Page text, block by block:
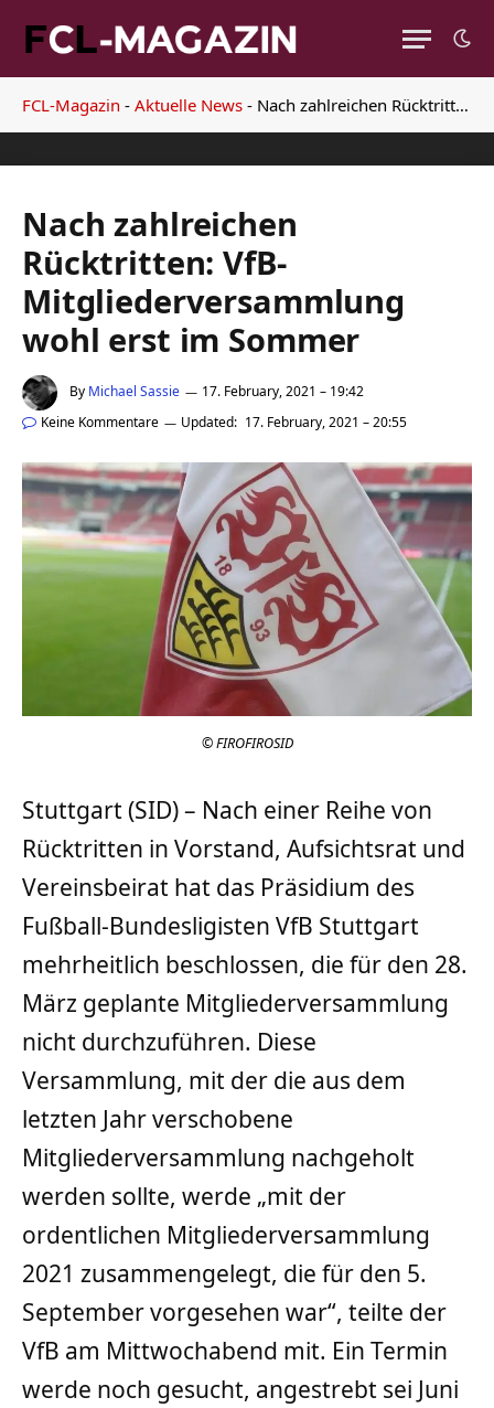
FCL-Magazin - Aktuelle News - Nach zahlreichen Rücktritten: VfB-Mitgliederversammlung wohl erst im Sommer
Nach zahlreichen
Rücktritten: VfB-
Mitgliederversammlung
wohl erst im Sommer
By Michael Sassie
17. February, 2021 – 19:42
Keine Kommentare
Updated: 17. February, 2021 – 20:55
© FIROFIROSID
Stuttgart (SID) – Nach einer Reihe von
Rücktritten in Vorstand, Aufsichtsrat und
Vereinsbeirat hat das Präsidium des
Fußball-Bundesligisten VfB Stuttgart
mehrheitlich beschlossen, die für den 28.
März geplante Mitgliederversammlung
nicht durchzuführen. Diese
Versammlung, mit der die aus dem
letzten Jahr verschobene
Mitgliederversammlung nachgeholt
werden sollte, werde „mit der
ordentlichen Mitgliederversammlung
2021 zusammengelegt, die für den 5.
September vorgesehen war“, teilte der
VfB am Mittwochabend mit. Ein Termin
werde noch gesucht, angestrebt sei Juni